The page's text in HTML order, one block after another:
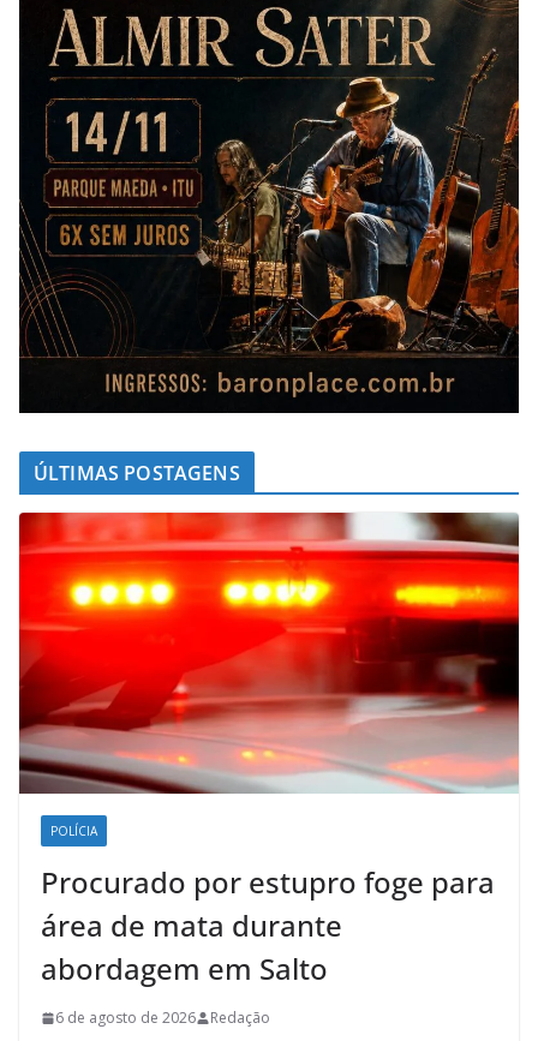
ÚLTIMAS POSTAGENS
POLÍCIA
Procurado por estupro foge para
área de mata durante
abordagem em Salto
6 de agosto de 2026 Redação